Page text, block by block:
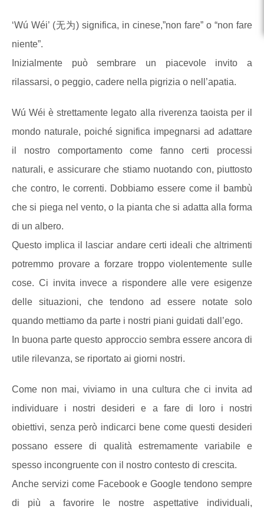
‘Wú Wéi’ (无为) significa, in cinese,”non fare” o “non fare
niente”.
Inizialmente può sembrare un piacevole invito a
rilassarsi, o peggio, cadere nella pigrizia o nell’apatia.
Wú Wéi è strettamente legato alla riverenza taoista per il
mondo naturale, poiché significa impegnarsi ad adattare
il nostro comportamento come fanno certi processi
naturali, e assicurare che stiamo nuotando con, piuttosto
che contro, le correnti. Dobbiamo essere come il bambù
che si piega nel vento, o la pianta che si adatta alla forma
di un albero.
Questo implica il lasciar andare certi ideali che altrimenti
potremmo provare a forzare troppo violentemente sulle
cose. Ci invita invece a rispondere alle vere esigenze
delle situazioni, che tendono ad essere notate solo
quando mettiamo da parte i nostri piani guidati dall’ego.
In buona parte questo approccio sembra essere ancora di
utile rilevanza, se riportato ai giorni nostri.
Come non mai, viviamo in una cultura che ci invita ad
individuare i nostri desideri e a fare di loro i nostri
obiettivi, senza però indicarci bene come questi desideri
possano essere di qualità estremamente variabile e
spesso incongruente con il nostro contesto di crescita.
Anche servizi come Facebook e Google tendono sempre
di più a favorire le nostre aspettative individuali,